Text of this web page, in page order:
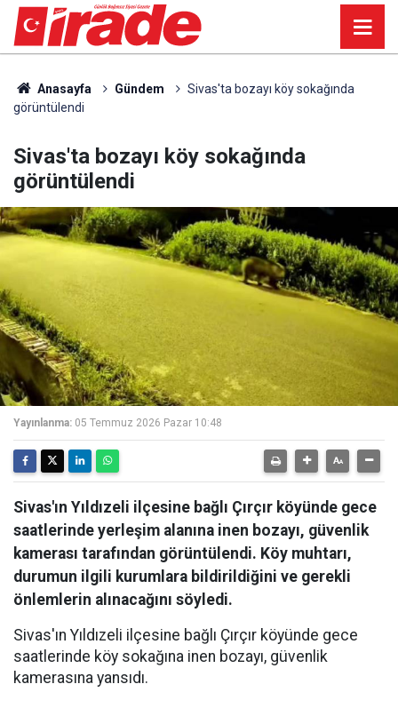
Anasayfa Gündem
Sivas'ta bozayı köy sokağında
görüntülendi
Sivas'ta bozayı köy sokağında
görüntülendi
Yayınlanma: 05 Temmuz 2026 Pazar 10:48
Sivas'ın Yıldızeli ilçesine bağlı Çırçır köyünde gece
saatlerinde yerleşim alanına inen bozayı, güvenlik
kamerası tarafından görüntülendi. Köy muhtarı,
durumun ilgili kurumlara bildirildiğini ve gerekli
önlemlerin alınacağını söyledi.
Sivas'ın Yıldızeli ilçesine bağlı Çırçır köyünde gece
saatlerinde köy sokağına inen bozayı, güvenlik
kamerasına yansıdı.